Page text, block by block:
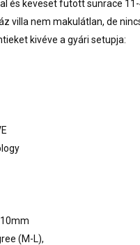
és keveset futott sunrace 11-
villa nem makulátlan, de
kivéve a gyári setupja:
(M-L),